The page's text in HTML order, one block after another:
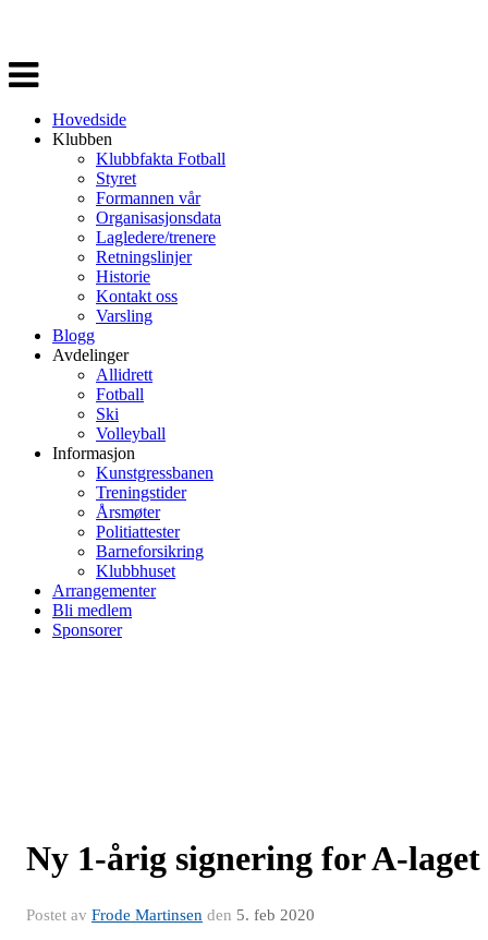
Veksle
navigasjon
Hovedside
Klubben
Klubbfakta Fotball
Styret
Formannen vår
Organisasjonsdata
Lagledere/trenere
Retningslinjer
Historie
Kontakt oss
Varsling
Blogg
Avdelinger
Allidrett
Fotball
Ski
Volleyball
Informasjon
Kunstgressbanen
Treningstider
Årsmøter
Politiattester
Barneforsikring
Klubbhuset
Arrangementer
Bli medlem
Sponsorer
Ny 1-årig signering for A-laget
Postet av Frode Martinsen den 5. feb 2020